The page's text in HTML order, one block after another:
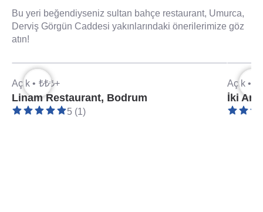
Bu yeri beğendiyseniz sultan bahçe restaurant, Umurca,
Derviş Görgün Caddesi yakınlarındaki önerilerimize göz
atın!
Açık • ₺₺₺+
Linam Restaurant, Bodrum
5 (1)
Açık •
İki